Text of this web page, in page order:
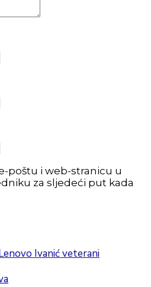
poštu i web-stranicu u
za sljedeći put kada
Ivanić veterani